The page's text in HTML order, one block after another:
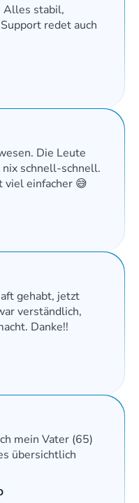
Alles stabil,
redet auch
Die Leute
nix schnell-schnell.
viel einfacher 😅
gehabt, jetzt
verständlich,
Danke!!
mein Vater (65)
übersichtlich